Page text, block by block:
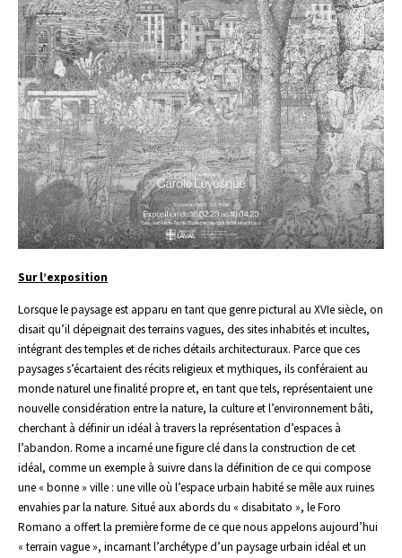
Sur l’exposition
Lorsque le paysage est apparu en tant que genre pictural au XVIe siècle, on
disait qu’il dépeignait des terrains vagues, des sites inhabités et incultes,
intégrant des temples et de riches détails architecturaux. Parce que ces
paysages s’écartaient des récits religieux et mythiques, ils conféraient au
monde naturel une finalité propre et, en tant que tels, représentaient une
nouvelle considération entre la nature, la culture et l’environnement bâti,
cherchant à définir un idéal à travers la représentation d’espaces à
l’abandon. Rome a incarné une figure clé dans la construction de cet
idéal, comme un exemple à suivre dans la définition de ce qui compose
une « bonne » ville : une ville où l’espace urbain habité se mêle aux ruines
envahies par la nature. Situé aux abords du « disabitato », le Foro
Romano a offert la première forme de ce que nous appelons aujourd’hui
« terrain vague », incarnant l’archétype d’un paysage urbain idéal et un